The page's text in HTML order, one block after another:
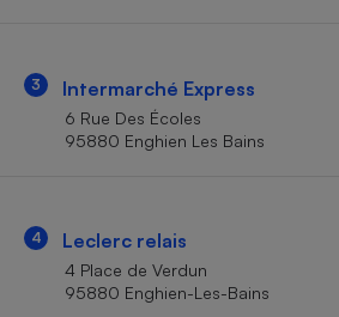
3 Intermarché Express
6 Rue Des Écoles
95880 Enghien Les Bains
4 Leclerc relais
4 Place de Verdun
95880 Enghien-Les-Bains